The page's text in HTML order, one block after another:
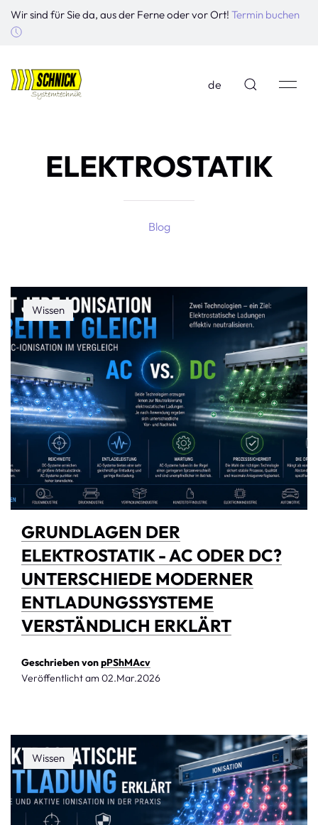
Wir sind für Sie da, aus der Ferne oder vor Ort! Termin buchen
de
ELEKTROSTATIK
Blog
Wissen
GRUNDLAGEN DER
ELEKTROSTATIK - AC ODER DC?
UNTERSCHIEDE MODERNER
ENTLADUNGSSYSTEME
VERSTÄNDLICH ERKLÄRT
Geschrieben vonpPShMAcv
Veröffentlicht am 02.Mar.2026
Wissen